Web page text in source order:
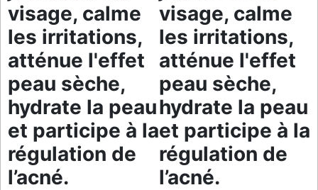
visage, calme
les irritations,
atténue l'effet
peau sèche,
hydrate la peau
et participe à la
régulation de
l’acné.
visage, calme
les irritations,
atténue l'effet
peau sèche,
hydrate la peau
et participe à la
régulation de
l’acné.